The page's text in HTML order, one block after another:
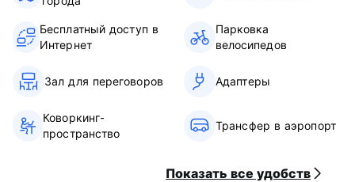
Бесплатный доступ в
Интернет
Парковка
велосипедов
Зал для переговоров Адаптеры
Коворкинг-
пространство
Трансфер в аэропорт
Показать все удобств